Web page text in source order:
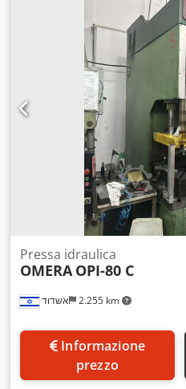
אשדוד 2.255 km
Pressa idraulica
OMERA OPI-80 C
prezzo